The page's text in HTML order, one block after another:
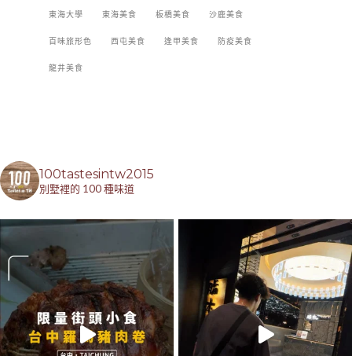
東海大學 東海美食 板橋美食 沙鹿美食
百味旅形色 西屯美食 逢甲美食 防疫美食
龍井美食
100tastesintw2015
別墅裡的 100 種味道